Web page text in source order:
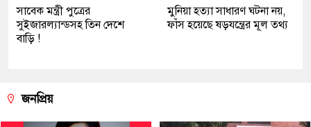
সাবেক মন্ত্রী পুত্রের
সুইজারল্যান্ডসহ তিন দেশে
বাড়ি !
মুনিয়া হত্যা সাধারণ ঘটনা নয়,
ফাঁস হয়েছে ষড়যন্ত্রের মূল তথ্য
জনপ্রিয়